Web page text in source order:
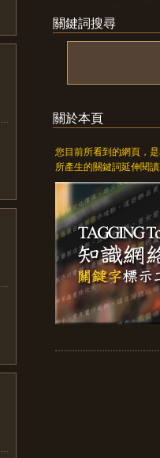
關鍵詞搜尋
關於本頁
您目前所看到的網頁，
所產生的關鍵詞延伸閱讀